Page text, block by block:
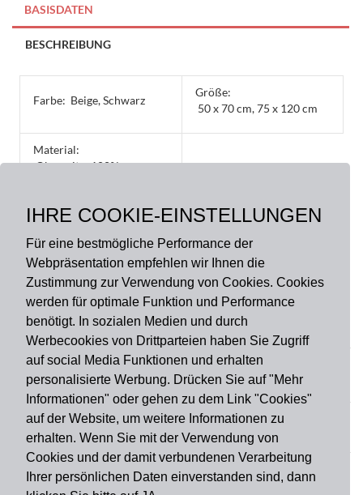
IHRE COOKIE-EINSTELLUNGEN
Für eine bestmögliche Performance der
Webpräsentation empfehlen wir Ihnen die
Zustimmung zur Verwendung von Cookies. Cookies
werden für optimale Funktion und Performance
benötigt. In sozialen Medien und durch
Werbecookies von Drittparteien haben Sie Zugriff
auf social Media Funktionen und erhalten
personalisierte Werbung. Drücken Sie auf "Mehr
Informationen" oder gehen zu dem Link "Cookies"
auf der Website, um weitere Informationen zu
erhalten. Wenn Sie mit der Verwendung von
Cookies und der damit verbundenen Verarbeitung
Ihrer persönlichen Daten einverstanden sind, dann
stilvoll
quantity
BASISDATEN
BESCHREIBUNG
Farbe: Beige, Schwarz
Größe:
50 x 70 cm, 75 x 120 cm
Material:
Oberseite: 100%
rutschfest
Zahlungsart
Versandart
Du findest uns auch auf